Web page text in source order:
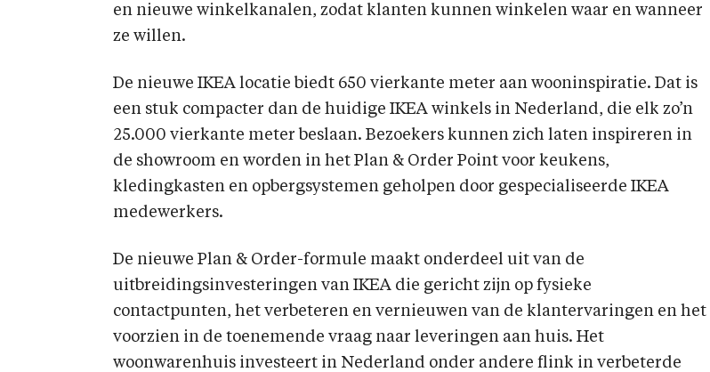
en nieuwe winkelkanalen, zodat klanten kunnen winkelen waar en wanneer
ze willen.
De nieuwe IKEA locatie biedt 650 vierkante meter aan wooninspiratie. Dat is
een stuk compacter dan de huidige IKEA winkels in Nederland, die elk zo’n
25.000 vierkante meter beslaan. Bezoekers kunnen zich laten inspireren in
de showroom en worden in het Plan & Order Point voor keukens,
kledingkasten en opbergsystemen geholpen door gespecialiseerde IKEA
medewerkers.
De nieuwe Plan & Order-formule maakt onderdeel uit van de
uitbreidingsinvesteringen van IKEA die gericht zijn op fysieke
contactpunten, het verbeteren en vernieuwen van de klantervaringen en het
voorzien in de toenemende vraag naar leveringen aan huis. Het
woonwarenhuis investeert in Nederland onder andere flink in verbeterde